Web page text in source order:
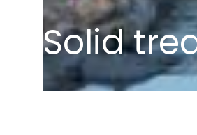
Solid